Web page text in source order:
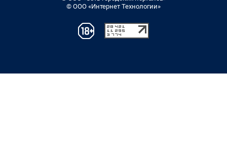
© ООО «Интернет Технологии»